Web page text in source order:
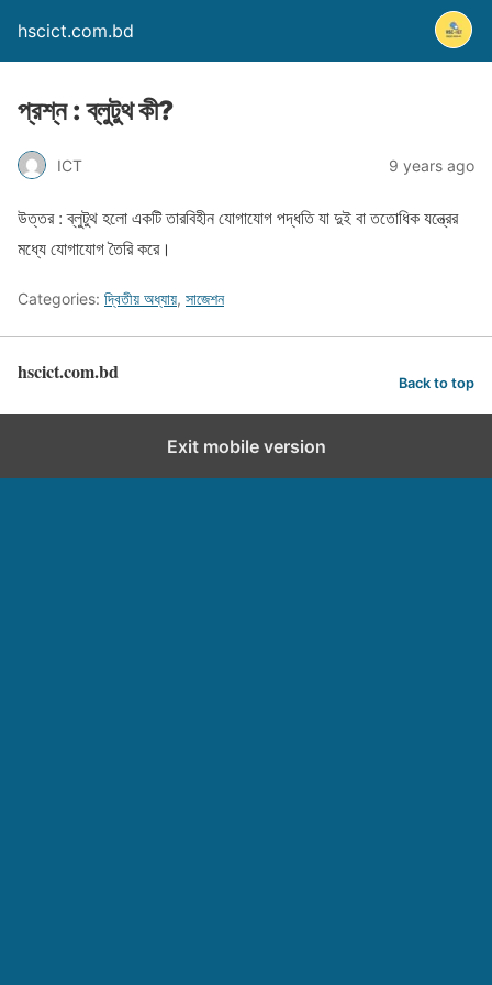
hscict.com.bd
প্রশ্ন : ব্লুটুথ কী?
ICT 9 years ago
উত্তর : ব্লুটুথ হলো একটি তারবিহীন যোগাযোগ পদ্ধতি যা দুই বা ততোধিক যন্ত্রের
মধ্যে যোগাযোগ তৈরি করে।
Categories: দ্বিতীয় অধ্যায়, সাজেশন
hscict.com.bd Back to top
Exit mobile version